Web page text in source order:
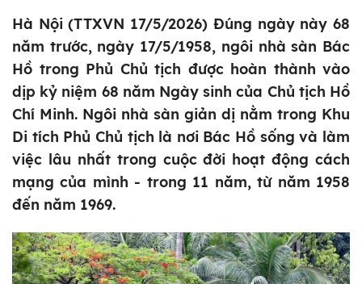
Hà Nội (TTXVN 17/5/2026) Đúng ngày này 68
năm trước, ngày 17/5/1958, ngôi nhà sàn Bác
Hồ trong Phủ Chủ tịch được hoàn thành vào
dịp kỷ niệm 68 năm Ngày sinh của Chủ tịch Hồ
Chí Minh. Ngôi nhà sàn giản dị nằm trong Khu
Di tích Phủ Chủ tịch là nơi Bác Hồ sống và làm
việc lâu nhất trong cuộc đời hoạt động cách
mạng của mình - trong 11 năm, từ năm 1958
đến năm 1969.